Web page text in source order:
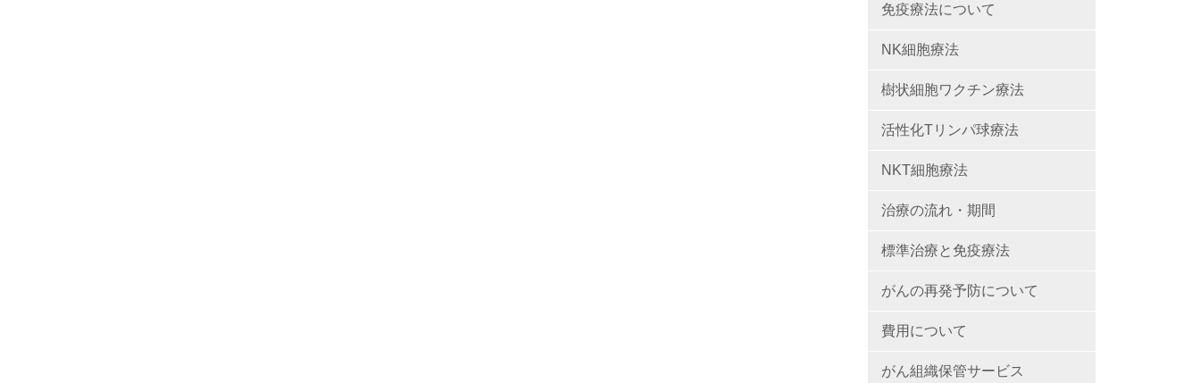
免疫療法について
NK細胞療法
樹状細胞ワクチン療法
活性化Tリンパ球療法
NKT細胞療法
治療の流れ・期間
標準治療と免疫療法
がんの再発予防について
費用について
がん組織保管サービス